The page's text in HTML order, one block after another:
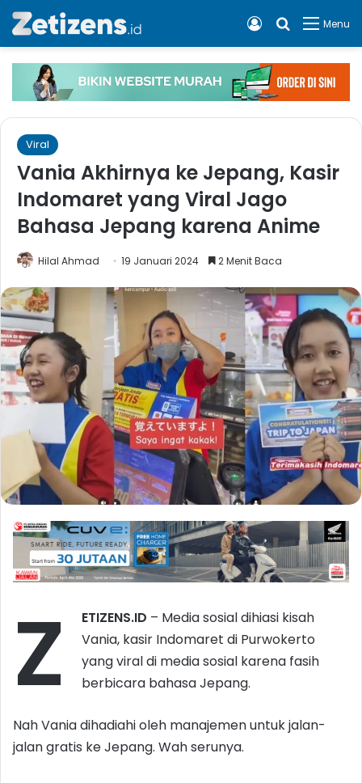
Menu
Cari apa,
Log In
Viral
Vania Akhirnya ke Jepang, Kasir
Indomaret yang Viral Jago
Bahasa Jepang karena Anime
Hilal Ahmad 19 Januari 2024 2 Menit Baca
Z ETIZENS.ID – Media sosial dihiasi kisah
Vania, kasir Indomaret di Purwokerto
yang viral di media sosial karena fasih
berbicara bahasa Jepang.
Nah Vania dihadiahi oleh manajemen untuk jalan-
jalan gratis ke Jepang. Wah serunya.